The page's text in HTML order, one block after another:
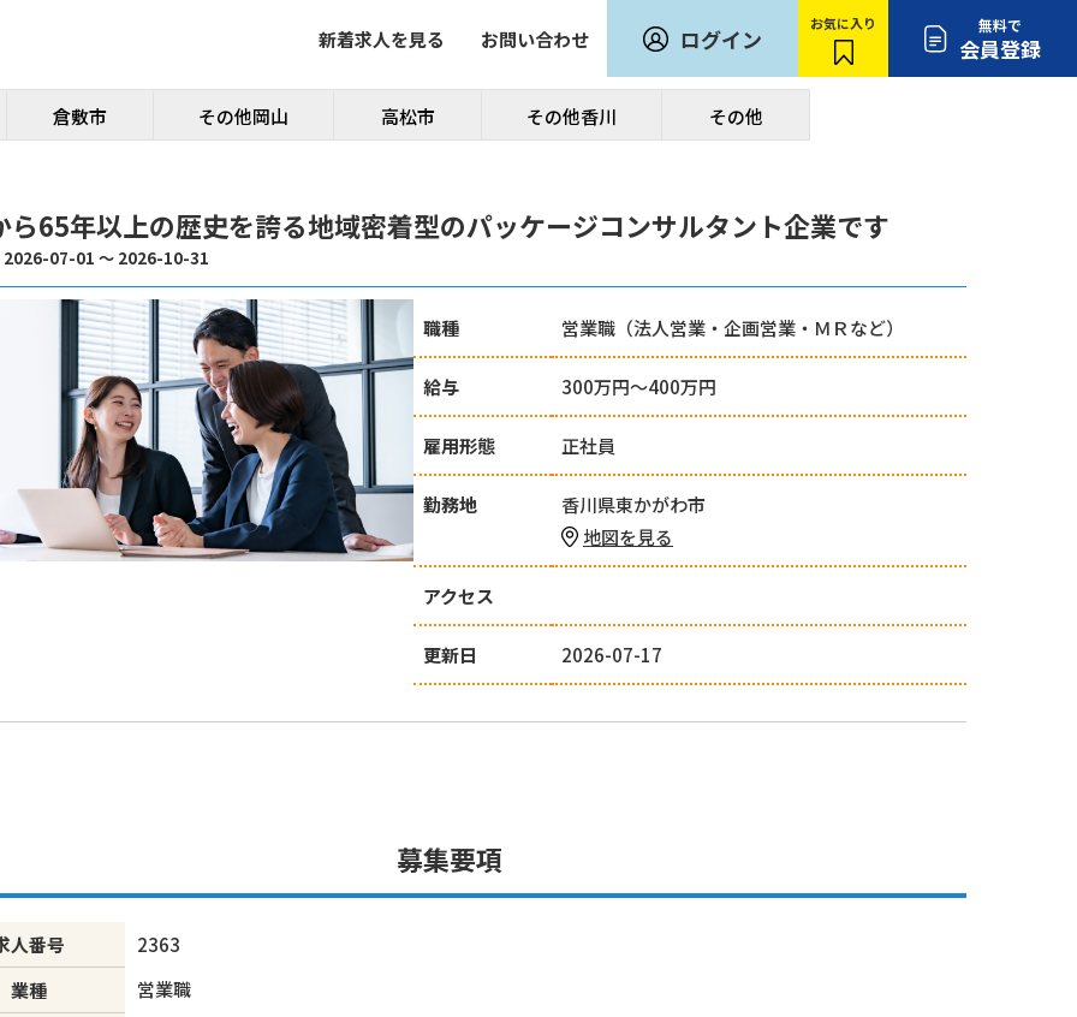
新着求人を見る お問い合わせ ログイン
お気に入り 無料で
会員登録
倉敷市 その他岡山 高松市 その他香川 その他
ら65年以上の歴史を誇る地域密着型のパッケージコンサルタント企業です
2026-07-01 ～ 2026-10-31
職種 営業職（法人営業・企画営業・ＭＲなど）
給与 300万円〜400万円
雇用形態 正社員
勤務地
香川県東かがわ市
地図を見る
アクセス
更新日 2026-07-17
募集要項
人番号
2363
業種
営業職